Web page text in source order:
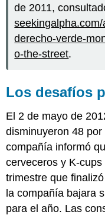
de 2011,
derecho-verde-
o-the-street.
Los desafíos
El 2 de mayo de
disminuyeron 48
compañía informó
cerveceros y K-
trimestre que
la compañía bajara
para el año. Las